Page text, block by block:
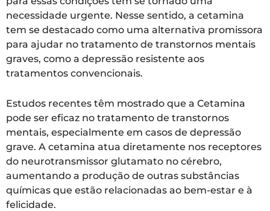
necessidade urgente. Nesse sentido, a cetamina
tem se destacado como uma alternativa promissora
para ajudar no tratamento de transtornos mentais
graves, como a depressão resistente aos
tratamentos convencionais.
Estudos recentes têm mostrado que a Cetamina
pode ser eficaz no tratamento de transtornos
mentais, especialmente em casos de depressão
grave. A cetamina atua diretamente nos receptores
do neurotransmissor glutamato no cérebro,
aumentando a produção de outras substâncias
químicas que estão relacionadas ao bem-estar e à
felicidade.